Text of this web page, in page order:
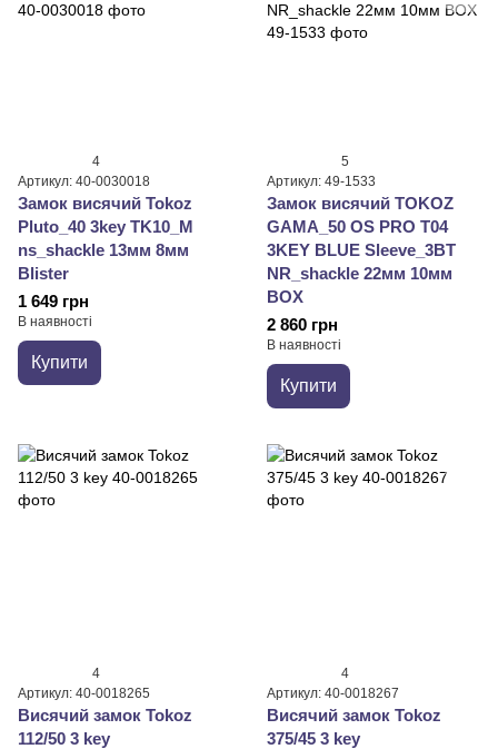
4
Артикул: 40-0030018
Замок висячий Tokoz
Pluto_40 3key TK10_M
ns_shackle 13мм 8мм
Blister
1 649 грн
В наявності
Купити
5
Артикул: 49-1533
Замок висячий TOKOZ
GAMA_50 OS PRO T04
3KEY BLUE Sleeve_3BT
NR_shackle 22мм 10мм
BOX
2 860 грн
В наявності
Купити
4
Артикул: 40-0018265
Висячий замок Tokoz
112/50 3 key
4
Артикул: 40-0018267
Висячий замок Tokoz
375/45 3 key